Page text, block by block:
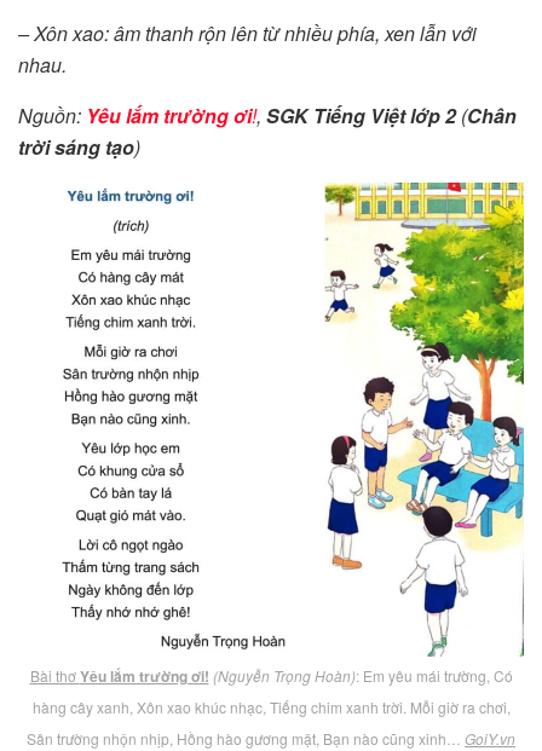
– Xôn xao: âm thanh rộn lên từ nhiều phía, xen lẫn với
nhau.
Nguồn: Yêu lắm trường ơi!, SGK Tiếng Việt lớp 2(Chân
trời sáng tạo)
Bài thơYêu lắm trường ơi! (Nguyễn Trọng Hoàn): Em yêu mái trường, Có
hàng cây xanh, Xôn xao khúc nhạc, Tiếng chim xanh trời. Mỗi giờ ra chơi,
Sân trường nhộn nhịp, Hồng hào gương mặt, Bạn nào cũng xinh… GoiY.vn